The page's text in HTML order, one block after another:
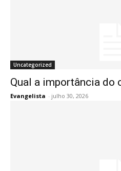
Uncategorized
Qual a importância do
Evangelista - julho 30, 2026